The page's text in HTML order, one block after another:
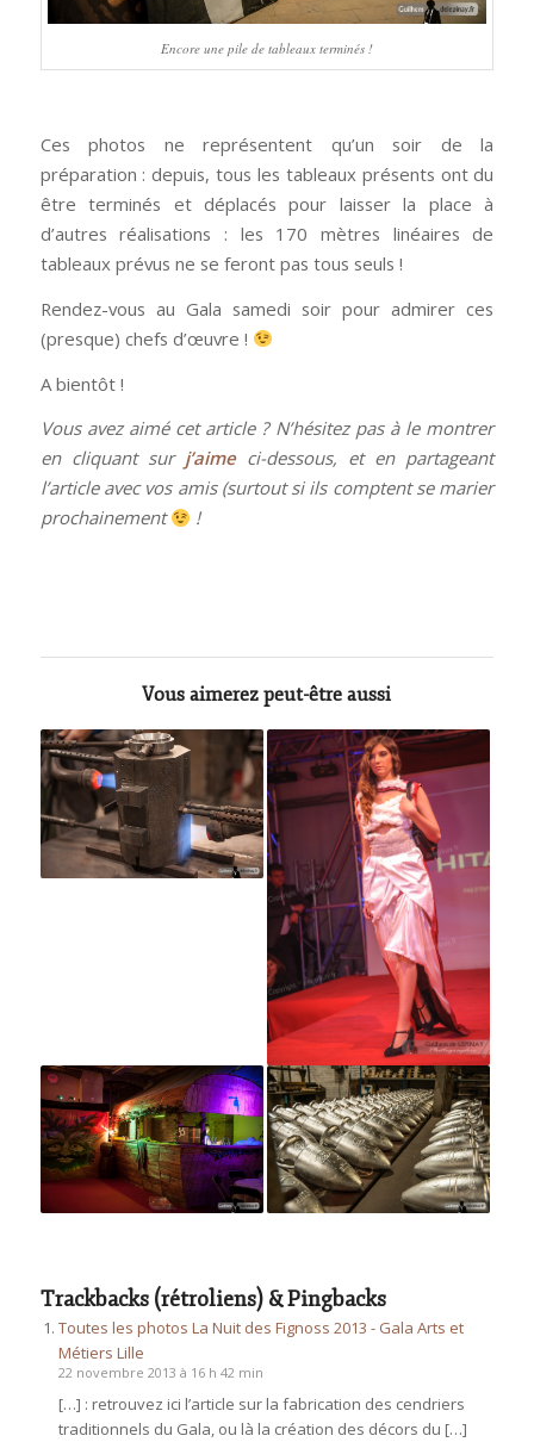
Encore une pile de tableaux terminés !
Ces photos ne représentent qu’un soir de la
préparation : depuis, tous les tableaux présents ont du
être terminés et déplacés pour laisser la place à
d’autres réalisations : les 170 mètres linéaires de
tableaux prévus ne se feront pas tous seuls !
Rendez-vous au Gala samedi soir pour admirer ces
(presque) chefs d’œuvre !
A bientôt !
Vous avez aimé cet article ? N’hésitez pas à le montrer
en cliquant sur j’aime ci-dessous, et en partageant
l’article avec vos amis (surtout si ils comptent se marier
prochainement
!
Vous aimerez peut-être aussi
Trackbacks (rétroliens) & Pingbacks
Toutes les photos La Nuit des Fignoss 2013 - Gala Arts et
Métiers Lille
22 novembre 2013 à 16 h 42 min
[…] : retrouvez ici l’article sur la fabrication des cendriers
traditionnels du Gala, ou là la création des décors du […]